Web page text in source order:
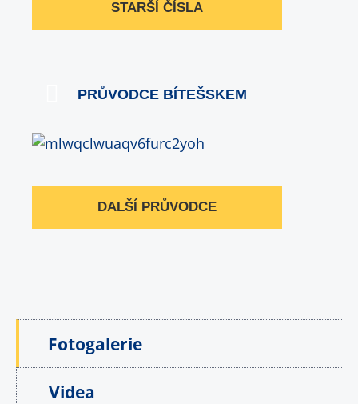
STARŠÍ ČÍSLA
PRŮVODCE BÍTEŠSKEM
DALŠÍ PRŮVODCE
Fotogalerie
Videa